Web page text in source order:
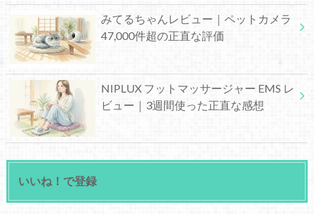
みてるちゃんレビュー｜ペットカメラ
47,000件超の正直な評価
NIPLUX フットマッサージャー EMS レ
ビュー｜3週間使った正直な感想
いいね！で登録